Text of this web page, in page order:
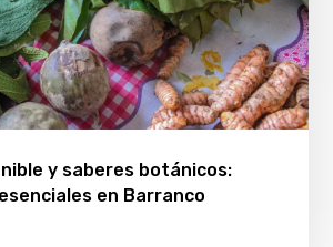
y saberes botánicos:
en Barranco